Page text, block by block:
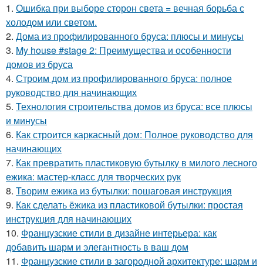
1. Ошибка при выборе сторон света = вечная борьба с
холодом или светом.
2. Дома из профилированного бруса: плюсы и минусы
3. My house #stage 2: Преимущества и особенности
домов из бруса
4. Строим дом из профилированного бруса: полное
руководство для начинающих
5. Технология строительства домов из бруса: все плюсы
и минусы
6. Как строится каркасный дом: Полное руководство для
начинающих
7. Как превратить пластиковую бутылку в милого лесного
ежика: мастер-класс для творческих рук
8. Творим ежика из бутылки: пошаговая инструкция
9. Как сделать ёжика из пластиковой бутылки: простая
инструкция для начинающих
10. Французские стили в дизайне интерьера: как
добавить шарм и элегантность в ваш дом
11. Французские стили в загородной архитектуре: шарм и